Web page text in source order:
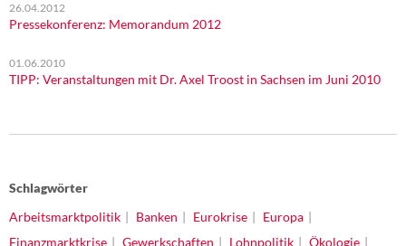
26.04.2012
Pressekonferenz: Memorandum 2012
01.06.2010
TIPP: Veranstaltungen mit Dr. Axel Troost in Sachsen im Juni 2010
Schlagwörter
Arbeitsmarktpolitik
Banken Eurokrise
Europa
Finanzmarktkrise
Gewerkschaften Lohnpolitik Ökologie